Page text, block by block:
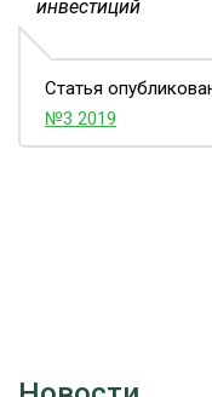
инвестиций
Статья
№3 2019